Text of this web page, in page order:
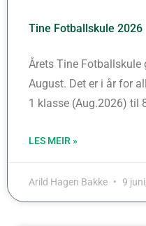
Tine Fotballskule 2026
Årets Tine Fotballskule
August. Det er i år for
1 klasse (Aug.2026) til
LES MEIR »
Arild Hagen Bakke 9